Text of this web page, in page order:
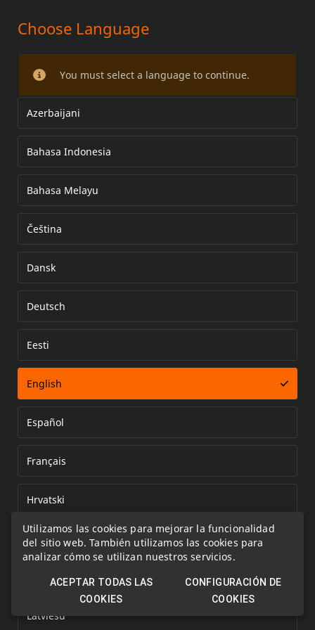
Utilizamos las cookies para mejorar la funcionalidad
del sitio web. También utilizamos las cookies para
analizar cómo se utilizan nuestros servicios.
ACEPTAR TODAS LAS
COOKIES
CONFIGURACIÓN DE
COOKIES
Kits de cubiertas
cromadas/negras de la bomba
delantera
Error loading document
Choose Language
You must select a language to continue.
Azerbaijani
Bahasa Indonesia
Bahasa Melayu
Čeština
Dansk
Deutsch
Eesti
English
Español
Français
Hrvatski
Italiano
Kazakh
Latviešu